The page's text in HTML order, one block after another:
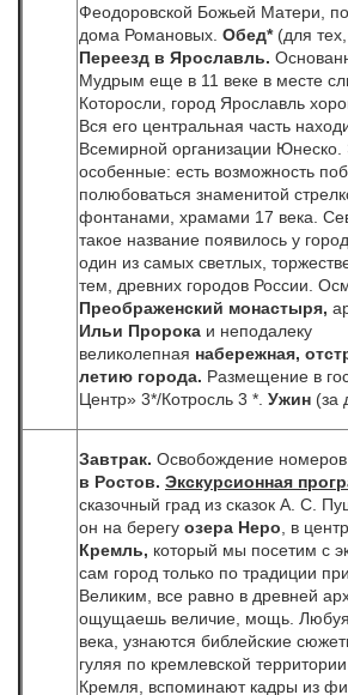
Феодоровской Божьей Матери,
дома Романовых. Обед* (для
Переезд в Ярославль.
Мудрым еще в 11 веке в месте
Которосли, город Ярославль
Вся его центральная часть
Всемирной организации Юнеско.
особенные: есть возможность
полюбоваться знаменитой
фонтанами, храмами 17 века.
такое название появилось у
один из самых светлых,
тем, древних городов России.
Преображенский монастыря,
Ильи Пророка и неподалеку
великолепная набережная,
летию города. Размещение в
Центр» 3*/Котросль 3 *. Ужин (за
Завтрак. Освобождение номеров.
в Ростов. Экскурсионная
сказочный град из сказок А. С.
он на берегу озера Неро , в
Кремль, который мы посетим с
сам город только по традиции
Великим, все равно в древней
ощущаешь величие, мощь.
века, узнаются библейские
гуляя по кремлевской
Кремля, вспоминают кадры из